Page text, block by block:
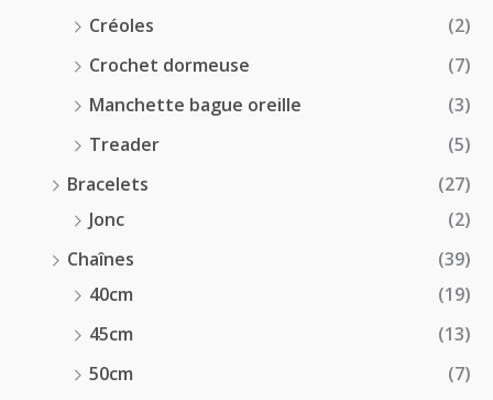
Créoles
(2)
Crochet dormeuse
(7)
Manchette bague oreille
(3)
Treader
(5)
Bracelets
(27)
Jonc
(2)
Chaînes
(39)
40cm
(19)
45cm
(13)
50cm
(7)